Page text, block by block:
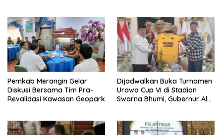
Pemkab Merangin Gelar
Diskusi Bersama Tim Pra-
Revalidasi Kawasan Geopark
Dijadwalkan Buka Turnamen
Urawa Cup VI di Stadion
Swarna Bhumi, Gubernur Al